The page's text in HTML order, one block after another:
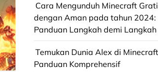
Cara Mengunduh Minecraft
dengan Aman pada tahun 2024:
Panduan Langkah demi Langkah
Temukan Dunia Alex di
Panduan Komprehensif